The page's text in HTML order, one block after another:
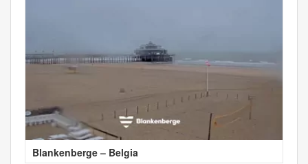
Blankenberge – Belgia